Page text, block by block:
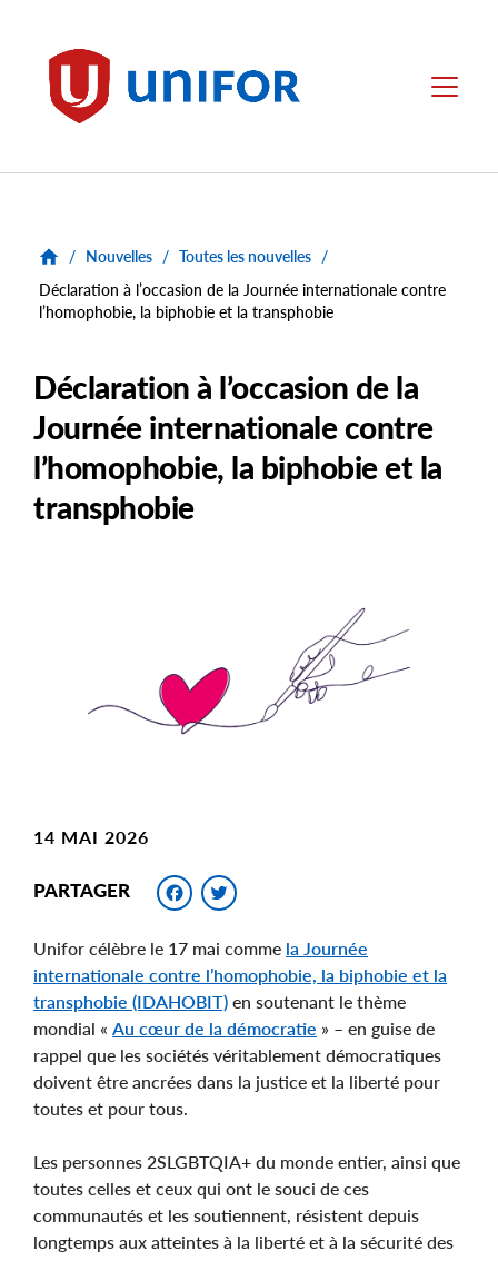
Unifor Menu
/ Nouvelles / Toutes les nouvelles /
Déclaration à l’occasion de la Journée internationale contre
l’homophobie, la biphobie et la transphobie
Déclaration à l’occasion de la
Journée internationale contre
l’homophobie, la biphobie et la
transphobie
14 MAI 2026
PARTAGER Facebook
Unifor célèbre le 17 mai comme la Journée
internationale contre l’homophobie, la biphobie et la
transphobie (IDAHOBIT) en soutenant le thème
mondial « Au cœur de la démocratie » – en guise de
rappel que les sociétés véritablement démocratiques
doivent être ancrées dans la justice et la liberté pour
toutes et pour tous.
Les personnes 2SLGBTQIA+ du monde entier, ainsi que
toutes celles et ceux qui ont le souci de ces
communautés et les soutiennent, résistent depuis
longtemps aux atteintes à la liberté et à la sécurité des